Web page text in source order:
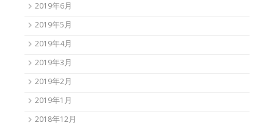
2019年6月
2019年5月
2019年4月
2019年3月
2019年2月
2019年1月
2018年12月